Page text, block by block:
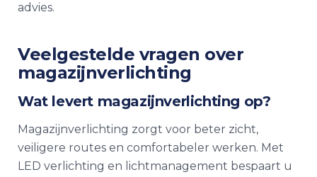
advies.
Veelgestelde vragen over
magazijnverlichting
Wat levert magazijnverlichting op?
Magazijnverlichting zorgt voor beter zicht,
veiligere routes en comfortabeler werken. Met
LED verlichting en lichtmanagement bespaart u